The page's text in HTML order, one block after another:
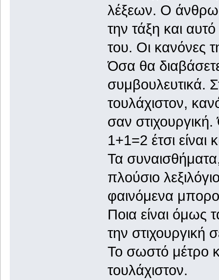
λέξεων. Ο
την τάξη και
του. Οι κανόνες
Όσα θα
συμβουλευτικά.
τουλάχιστον,
σαν
1+1=2 έτσι
Τα
πλούσιο
φαινόμενα
Ποια είναι όμως
την στιχουργική
Το σωστό μέτρο
τουλάχιστον.